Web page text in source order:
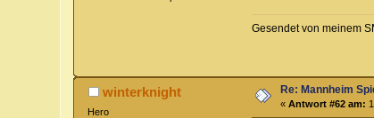
Gesendet von meinem
winterknight
Hero
Re: Mannheim
«Antwort #62 am: